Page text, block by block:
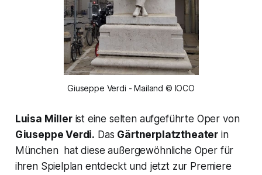
Giuseppe Verdi - Mailand © IOCO
Luisa Millerist eine selten aufgeführte Oper von
Giuseppe Verdi. Das Gärtnerplatztheater in
München hat diese außergewöhnliche Oper für
ihren Spielplan entdeckt und jetzt zur Premiere